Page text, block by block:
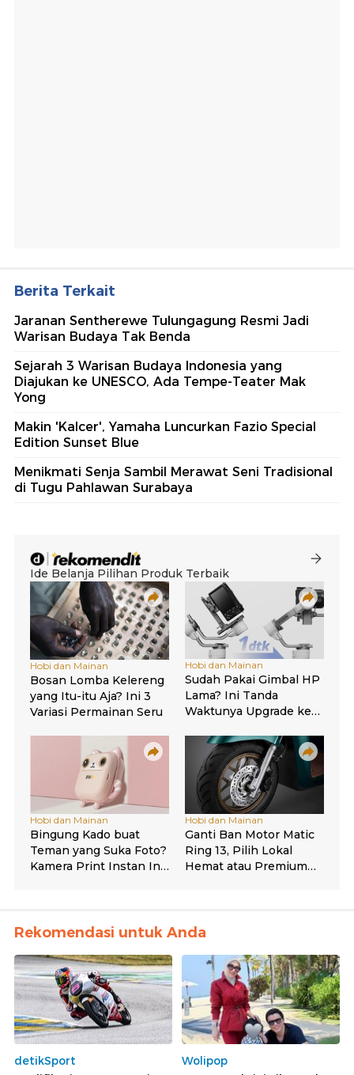
Berita Terkait
Jaranan Sentherewe Tulungagung Resmi Jadi
Warisan Budaya Tak Benda
Sejarah 3 Warisan Budaya Indonesia yang
Diajukan ke UNESCO, Ada Tempe-Teater Mak
Yong
Makin 'Kalcer', Yamaha Luncurkan Fazio Special
Edition Sunset Blue
Menikmati Senja Sambil Merawat Seni Tradisional
di Tugu Pahlawan Surabaya
Rekomendasi untuk Anda
detikSport
Wolipop